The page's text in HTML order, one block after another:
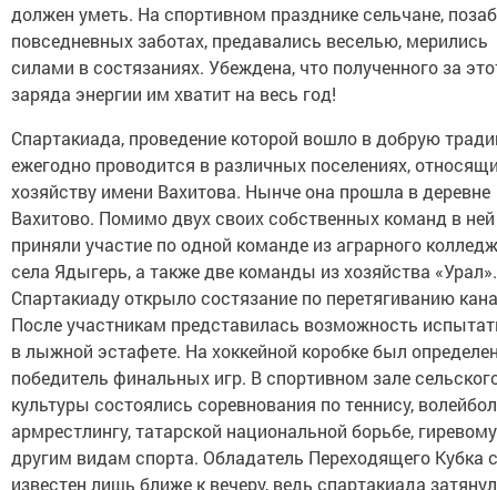
должен уметь. На спортивном празднике сельчане,
повседневных заботах, предавались веселью, мерились
силами в состязаниях. Убеждена, что полученного за
заряда энергии им хватит на весь год!
Спартакиада, проведение которой вошло в добрую
ежегодно проводится в различных поселениях,
хозяйству имени Вахитова. Нынче она прошла в деревне
Вахитово. Помимо двух своих собственных команд в ней
приняли участие по одной команде из аграрного
села Ядыгерь, а также две команды из хозяйства «Урал».
Спартакиаду открыло состязание по перетягиванию
После участникам представилась возможность
в лыжной эстафете. На хоккейной коробке был
победитель финальных игр. В спортивном зале
культуры состоялись соревнования по теннису,
армрестлингу, татарской национальной борьбе,
другим видам спорта. Обладатель Переходящего Кубка
известен лишь ближе к вечеру, ведь спартакиада